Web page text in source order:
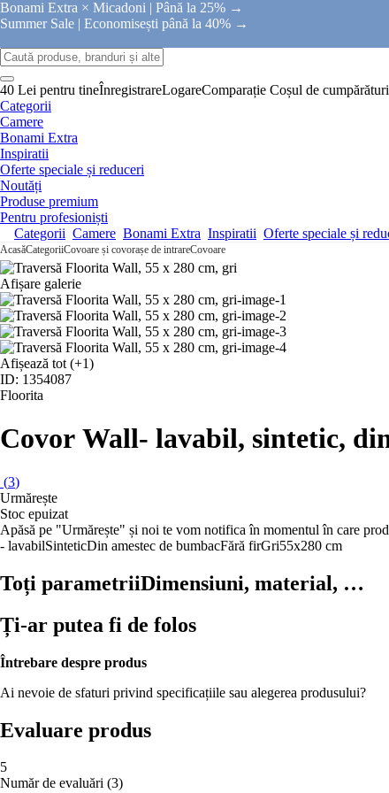
Bonami Extra × Micadoni | Până la 25% →
Summer Sale | Economisești până la 40% →
40 Lei pentru tineÎnregistrareLogareComparație Coșul de cumpărături
Categorii
Camere
Bonami Extra
Inspiratii
Oferte speciale și reduceri
Noutăți
Produse premium
Pentru profesioniști
Categorii Camere Bonami Extra Inspiratii Oferte speciale și
AcasăCategoriiCovoare și covorașe de intrareCovoare
Afișare galerie
Afișează tot (+1)
ID: 1354087
Floorita
Covor Wall- lavabil, sintetic,
(3)
Urmărește
Stoc epuizat
Apăsă pe "Urmărește" și noi te vom notifica în momentul în care
- lavabilSinteticDin amestec de bumbacFără firGri55x280 cm
Toți parametriiDimensiuni, material, …
Ți-ar putea fi de folos
Întrebare despre produs
Ai nevoie de sfaturi privind specificațiile sau alegerea produsului?
Evaluare produs
5
Număr de evaluări (3)